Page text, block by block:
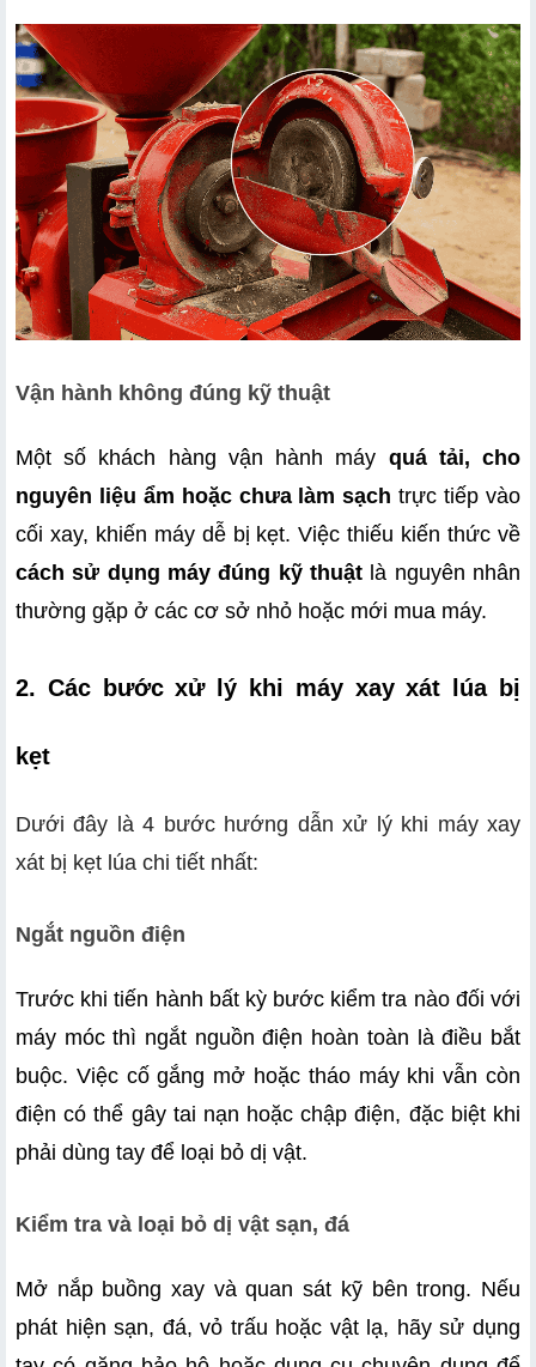
Vận hành không đúng kỹ thuật
Một số khách hàng vận hành máy quá tải, cho
nguyên liệu ẩm hoặc chưa làm sạch trực tiếp vào
cách sử dụng máy đúng kỹ thuật là nguyên nhân
thường gặp ở các cơ sở nhỏ hoặc mới mua máy.
2. Các bước xử lý khi máy xay xát lúa bị
kẹt
Dưới đây là 4 bước hướng dẫn xử lý khi máy xay
xát bị kẹt lúa chi tiết nhất:
Ngắt nguồn điện
Trước khi tiến hành bất kỳ bước kiểm tra nào đối với
máy móc thì ngắt nguồn điện hoàn toàn là điều bắt
buộc. Việc cố gắng mở hoặc tháo máy khi vẫn còn
điện có thể gây tai nạn hoặc chập điện, đặc biệt khi
phải dùng tay để loại bỏ dị vật.
Kiểm tra và loại bỏ dị vật sạn, đá
Mở nắp buồng xay và quan sát kỹ bên trong. Nếu
phát hiện sạn, đá, vỏ trấu hoặc vật lạ, hãy sử dụng